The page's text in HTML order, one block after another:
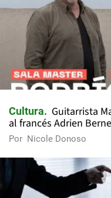
Cultura
Guitarrista
al francés Adrien
Por Nicole Donoso